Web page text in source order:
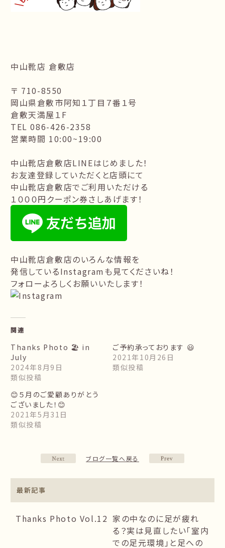
中山靴店 倉敷店
〒 710-8550
岡山県倉敷市阿知１丁目７番１号
倉敷天満屋１F
TEL 086-426-2358
営業時間 10:00~19:00
中山靴店倉敷店LINEはじめました！
お友達登録していただくと店頭にて
中山靴店倉敷店でご利用いただける
１０００円クーポン券さしあげます！
中山靴店倉敷店のいろんな情報を
発信しているInstagramも見てくださいね！
フォローよろしくお願いいたします！
関連
Thanks Photo 🏖 in
July
2024年8月9日
類似投稿
ご予約承っております 😃
2021年10月26日
類似投稿
😊５月のご愛顧ありがとう
ございました！😊
2021年5月31日
類似投稿
ブログ一覧へ戻る
最新記事
Thanks Photo Vol.12 家の中なのに足が疲れ
る？実は見直したい「室内
での足元環境」と足への